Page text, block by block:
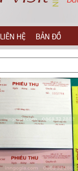
LIÊN HỆ BẢN ĐỒ